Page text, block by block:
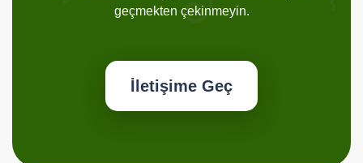
geçmekten çekinmeyin.
İletişime Geç